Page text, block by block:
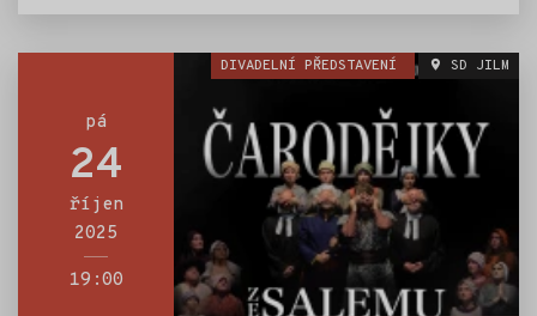
popíjí) a třetí se nedokáže rozhodnout mezi kariérou
a spolužákem z konzervatoře. Podobnost mezi Kuřačkami
i vážně o věčném toužení po radosti ze života.
pá
24
říjen
2025
19:00
DIVADELNÍ PŘEDSTAVENÍ SD JILM